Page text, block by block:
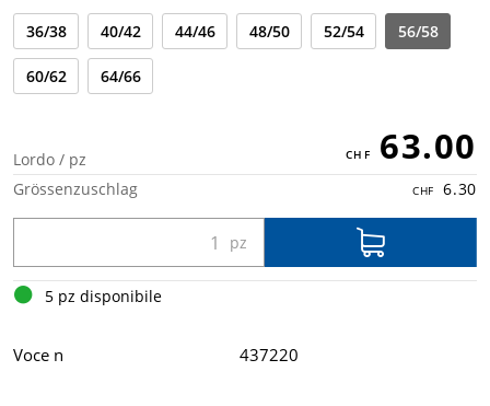
36/38 40/42 44/46 48/50 52/54 56/58
60/62 64/66
Lordo / pz 63.00
Grössenzuschlag 6.30
5 pz disponibile
Voce n 437220